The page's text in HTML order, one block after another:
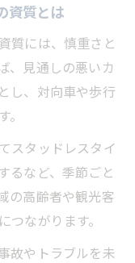
えと行動例
資質とは
質には、慎重さと
、見通しの悪いカ
し、対向車や歩行
スタッドレスタイ
るなど、季節ごと
の高齢者や観光客
ながります。
故やトラブルを未